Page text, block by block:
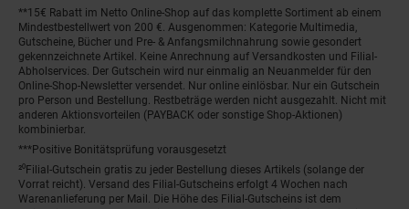
**15€ Rabatt im Netto Online-Shop auf das komplette Sortiment ab einem
Mindestbestellwert von 200 €. Ausgenommen: Kategorie Multimedia,
Gutscheine, Bücher und Pre- & Anfangsmilchnahrung sowie gesondert
gekennzeichnete Artikel. Keine Anrechnung auf Versandkosten und Filial-
Abholservices. Der Gutschein wird nur einmalig an Neuanmelder für den
Online-Shop-Newsletter versendet. Nur online einlösbar. Nur ein Gutschein
pro Person und Bestellung. Restbeträge werden nicht ausgezahlt. Nicht mit
anderen Aktionsvorteilen (PAYBACK oder sonstige Shop-Aktionen)
kombinierbar.
***Positive Bonitätsprüfung vorausgesetzt
²⁰Filial-Gutschein gratis zu jeder Bestellung dieses Artikels (solange der
Vorrat reicht). Versand des Filial-Gutscheins erfolgt 4 Wochen nach
Warenanlieferung per Mail. Die Höhe des Filial-Gutscheins ist dem